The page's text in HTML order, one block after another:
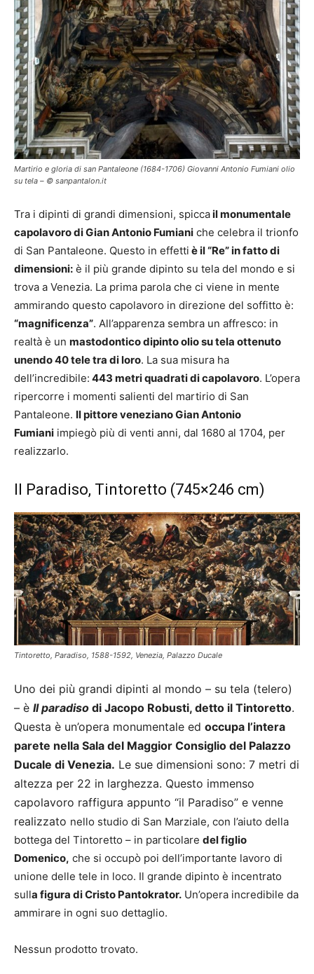
Martirio e gloria di san Pantaleone (1684-1706) Giovanni Antonio Fumiani olio
su tela – © sanpantalon.it
Tra i dipinti di grandi dimensioni, spiccail monumentale
capolavoro di Gian Antonio Fumiani che celebra il trionfo
di San Pantaleone. Questo in effetti è il “Re” in fatto di
dimensioni: è il più grande dipinto su tela del mondo e si
trova a Venezia. La prima parola che ci viene in mente
ammirando questo capolavoro in direzione del soffitto è:
“magnificenza”. All’apparenza sembra un affresco: in
realtà è un mastodontico dipinto olio su tela ottenuto
unendo 40 tele tra di loro. La sua misura ha
dell’incredibile: 443 metri quadrati di capolavoro. L’opera
ripercorre i momenti salienti del martirio di San
Pantaleone. Il pittore veneziano Gian Antonio
Fumiani impiegò più di venti anni, dal 1680 al 1704, per
realizzarlo.
Il Paradiso, Tintoretto (745×246 cm)
Tintoretto, Paradiso, 1588-1592, Venezia, Palazzo Ducale
Uno dei più grandi dipinti al mondo – su tela (telero)
– è Il paradiso di Jacopo Robusti, detto il Tintoretto.
Questa è un’opera monumentale ed occupa l’intera
parete nella Sala del Maggior Consiglio del Palazzo
Ducale di Venezia. Le sue dimensioni sono: 7 metri di
altezza per 22 in larghezza. Questo immenso
capolavoro raffigura appunto “il Paradiso” e venne
realizzato nello studio di San Marziale, con l’aiuto della
bottega del Tintoretto – in particolare del figlio
Domenico, che si occupò poi dell’importante lavoro di
unione delle tele in loco. Il grande dipinto è incentrato
sulla figura di Cristo Pantokrator. Un’opera incredibile da
ammirare in ogni suo dettaglio.
Nessun prodotto trovato.